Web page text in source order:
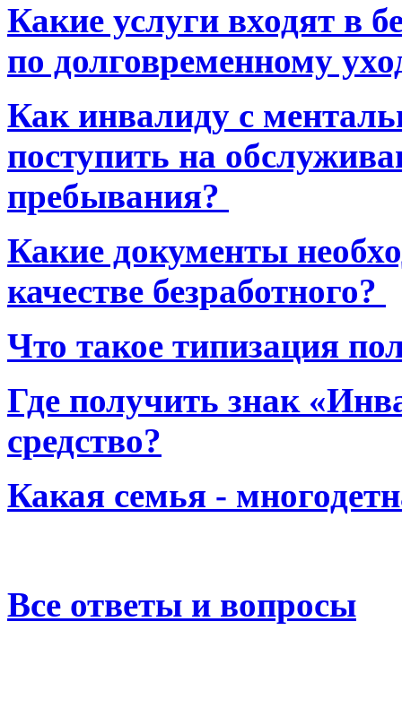
Какие услуги входят в
по долговременному
Как инвалиду с
поступить на
пребывания?
Какие документы
качестве безработного?
Что такое типизация
Где получить знак
средство?
Какая семья -
Все ответы и вопросы